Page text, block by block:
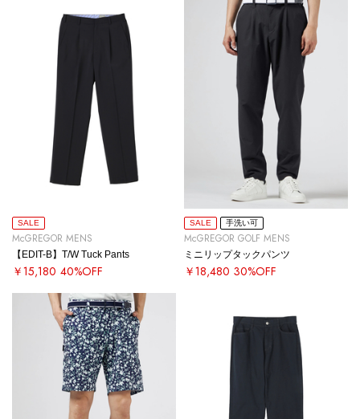
SALE
McGREGOR MENS
【EDIT-B】T/W Tuck Pants
￥15,180 40%OFF
SALE 手洗い可
McGREGOR GOLF MENS
ミニリップタックパンツ
￥18,480 30%OFF